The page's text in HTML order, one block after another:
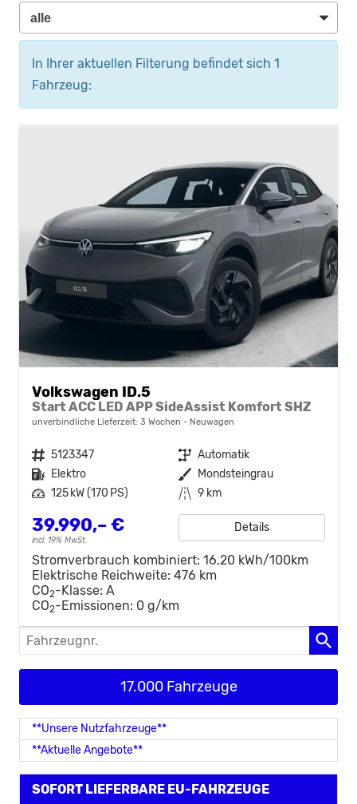
In Ihrer aktuellen Filterung befindet sich 1
Fahrzeug:
Volkswagen ID.5
Start ACC LED APP SideAssist Komfort SHZ
unverbindliche Lieferzeit: 3 Wochen Neuwagen
Fahrzeugnr. 5123347 Getriebe Automatik
Kraftstoff Elektro Außenfarbe Mondsteingrau
Leistung 125 kW (170 PS) Kilometerstand 9 km
39.990,– €
incl. 19% MwSt.
Details
Stromverbrauch kombiniert: 16,20 kWh/100km
Elektrische Reichweite: 476 km
CO2-Klasse: A
CO2-Emissionen: 0 g/km
Fahrzeugnr.
17.000 Fahrzeuge
**Unsere Nutzfahrzeuge**
**Aktuelle Angebote**
SOFORT LIEFERBARE EU-FAHRZEUGE